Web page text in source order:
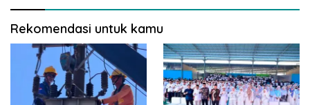
Rekomendasi untuk kamu